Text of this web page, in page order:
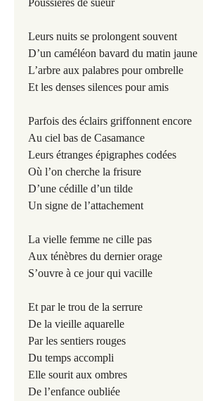
Poussières de sueur
Leurs nuits se prolongent souvent
D’un caméléon bavard du matin jaune
L’arbre aux palabres pour ombrelle
Et les denses silences pour amis
Parfois des éclairs griffonnent encore
Au ciel bas de Casamance
Leurs étranges épigraphes codées
Où l’on cherche la frisure
D’une cédille d’un tilde
Un signe de l’attachement
La vielle femme ne cille pas
Aux ténèbres du dernier orage
S’ouvre à ce jour qui vacille
Et par le trou de la serrure
De la vieille aquarelle
Par les sentiers rouges
Du temps accompli
Elle sourit aux ombres
De l’enfance oubliée